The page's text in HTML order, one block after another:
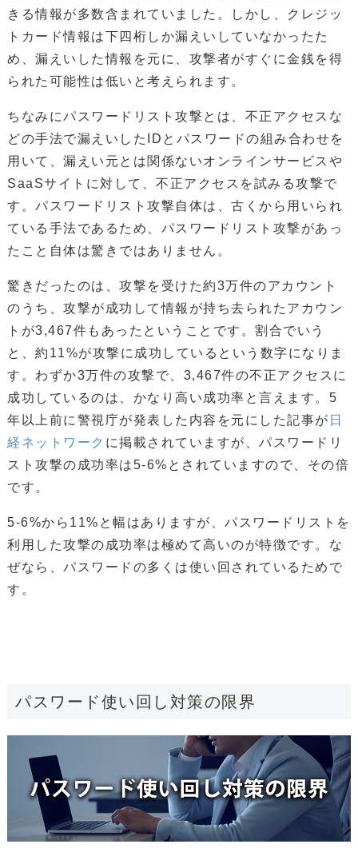
きる情報が多数含まれていました。しかし、クレジッ
トカード情報は下四桁しか漏えいしていなかったた
め、漏えいした情報を元に、攻撃者がすぐに金銭を得
られた可能性は低いと考えられます。
ちなみにパスワードリスト攻撃とは、不正アクセスな
どの手法で漏えいしたIDとパスワードの組み合わせを
用いて、漏えい元とは関係ないオンラインサービスや
SaaSサイトに対して、不正アクセスを試みる攻撃で
す。パスワードリスト攻撃自体は、古くから用いられ
ている手法であるため、パスワードリスト攻撃があっ
たこと自体は驚きではありません。
驚きだったのは、攻撃を受けた約3万件のアカウント
のうち、攻撃が成功して情報が持ち去られたアカウン
トが3,467件もあったということです。割合でいう
と、約11%が攻撃に成功しているという数字になりま
す。わずか3万件の攻撃で、3,467件の不正アクセスに
成功しているのは、かなり高い成功率と言えます。5
年以上前に警視庁が発表した内容を元にした記事が 日
経ネットワーク に掲載されていますが、パスワードリ
スト攻撃の成功率は5-6%とされていますので、その倍
です。
5-6%から11%と幅はありますが、パスワードリストを
利用した攻撃の成功率は極めて高いのが特徴です。な
ぜなら、パスワードの多くは使い回されているためで
す。
パスワード使い回し対策の限界